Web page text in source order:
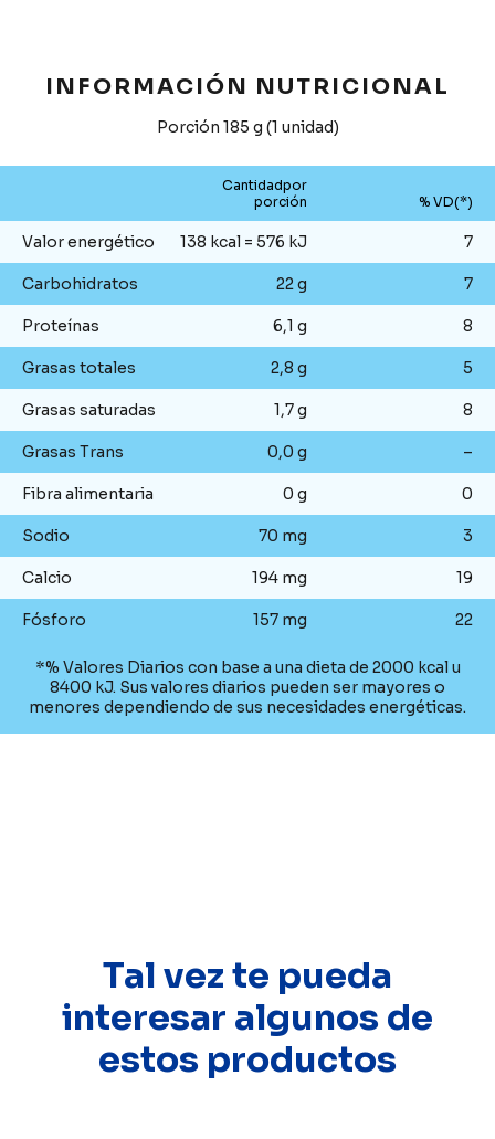
INFORMACIÓN NUTRICIONAL
Porción 185 g (1 unidad)
Cantidadpor
porción
% VD(*)
Valor energético 138 kcal = 576 kJ 7
Carbohidratos 22 g 7
Proteínas 6,1 g 8
Grasas totales 2,8 g 5
Grasas saturadas 1,7 g 8
Grasas Trans 0,0 g –
Fibra alimentaria 0 g 0
Sodio 70 mg 3
Calcio 194 mg 19
Fósforo 157 mg 22
*% Valores Diarios con base a una dieta de 2000 kcal u
8400 kJ. Sus valores diarios pueden ser mayores o
menores dependiendo de sus necesidades energéticas.
Tal vez te pueda
interesar algunos de
estos productos